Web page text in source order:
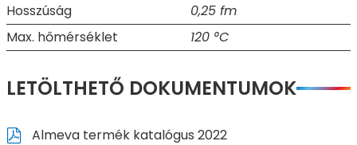
Hosszúság
0,25 fm
Max. hőmérséklet
120 °C
LETÖLTHETŐ DOKUMENTUMOK
Almeva termék katalógus 2022